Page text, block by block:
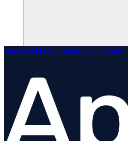
Visão geral
Instalação
Configuração
AppSignal Documentation home page